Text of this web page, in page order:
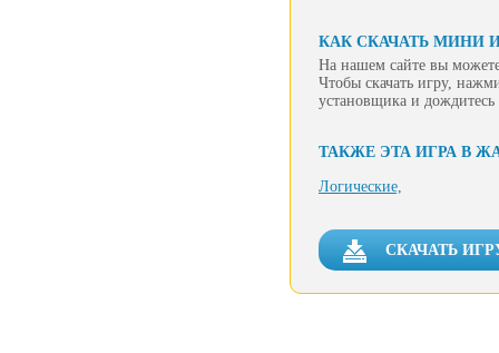
КАК СКАЧАТЬ МИНИ
На нашем сайте вы
Чтобы скачать игру,
установщика и
ТАКЖЕ ЭТА ИГРА В
Логические,
СКАЧАТЬ